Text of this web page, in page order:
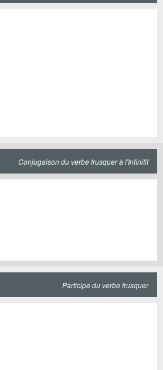
Conjugaison du verbe frusquer à l'Infinitif
Participe du verbe frusquer